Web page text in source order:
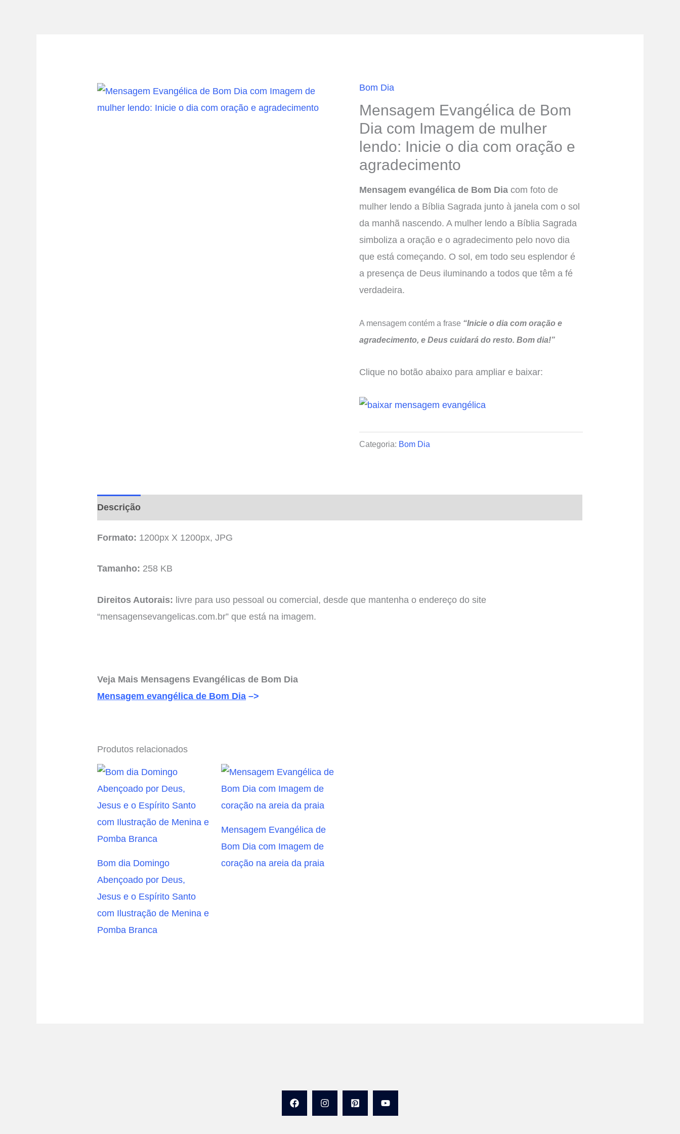
Bom Dia
Mensagem Evangélica de Bom
Dia com Imagem de mulher
lendo: Inicie o dia com oração e
agradecimento
Mensagem evangélica de Bom Dia com foto de
mulher lendo a Bíblia Sagrada junto à janela com o sol
da manhã nascendo. A mulher lendo a Bíblia Sagrada
simboliza a oração e o agradecimento pelo novo dia
que está começando. O sol, em todo seu esplendor é
a presença de Deus iluminando a todos que têm a fé
verdadeira.
A mensagem contém a frase “Inicie o dia com oração e
agradecimento, e Deus cuidará do resto. Bom dia!”
Clique no botão abaixo para ampliar e baixar:
Categoria: Bom Dia
Descrição
Formato: 1200px X 1200px, JPG
Tamanho: 258 KB
Direitos Autorais: livre para uso pessoal ou comercial, desde que mantenha o endereço do site
“mensagensevangelicas.com.br” que está na imagem.
Veja Mais Mensagens Evangélicas de Bom Dia
Mensagem evangélica de Bom Dia –>
Produtos relacionados
Bom dia Domingo
Abençoado por Deus,
Jesus e o Espírito Santo
com Ilustração de Menina e
Pomba Branca
Mensagem Evangélica de
Bom Dia com Imagem de
coração na areia da praia